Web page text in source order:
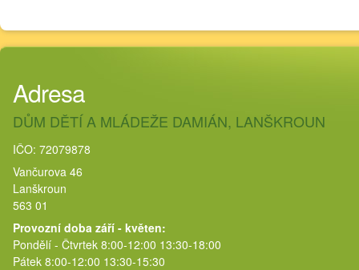
Adresa
DŮM DĚTÍ A MLÁDEŽE DAMIÁN, LANŠKROUN
IČO: 72079878
Vančurova 46
Lanškroun
563 01
Provozní doba září - květen:
Pondělí - Čtvrtek 8:00-12:00 13:30-18:00
Pátek 8:00-12:00 13:30-15:30